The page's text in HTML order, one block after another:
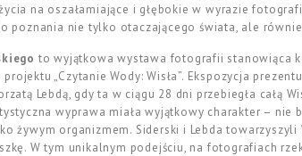
na oszałamiające i głębokie w wyrazie
poznania nie tylko otaczającego świata, ale
to wyjątkowa wystawa fotografii stanowiąca
„Czytanie Wody: Wisła”. Ekspozycja
Lebdą, gdy ta w ciągu 28 dni przebiegła całą
wyprawa miała wyjątkowy charakter – nie
żywym organizmem. Siderski i Lebda
W tym unikalnym podejściu, na fotografiach